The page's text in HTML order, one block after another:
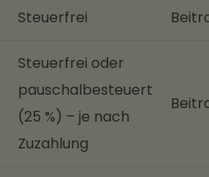
Steuerfrei
Steuerfrei oder
pauschalbesteuert
(25 %) – je nach
Zuzahlung